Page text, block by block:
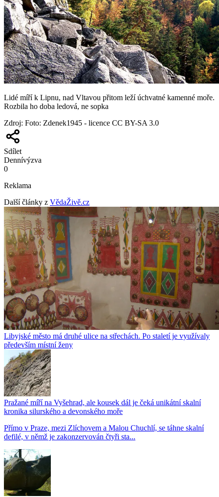
Lidé míří k Lipnu, nad Vltavou přitom leží úchvatné kamenné moře.
Rozbila ho doba ledová, ne sopka
Zdroj: Foto: Zdenek1945 - licence CC BY-SA 3.0
Sdílet
Dennívýzva
0
Reklama
Další články z VědaŽivě.cz
Libyjské město má druhé ulice na střechách. Po staletí je využívaly
především místní ženy
Pražané míří na Vyšehrad, ale kousek dál je čeká unikátní skalní
kronika silurského a devonského moře
Přímo v Praze, mezi Zlíchovem a Malou Chuchlí, se táhne skalní
defilé, v němž je zakonzervován čtyři sta...